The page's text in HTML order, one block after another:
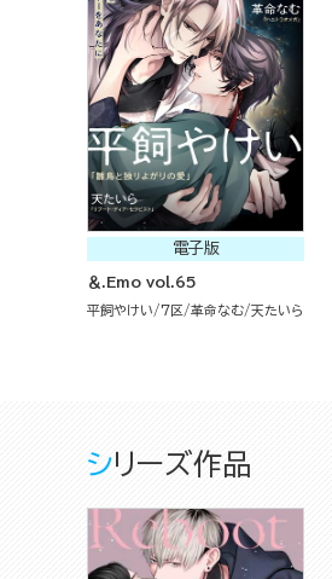
電子版
＆.Emo vol.65
平飼やけい 7区 革命なむ 天たいら
シリーズ作品